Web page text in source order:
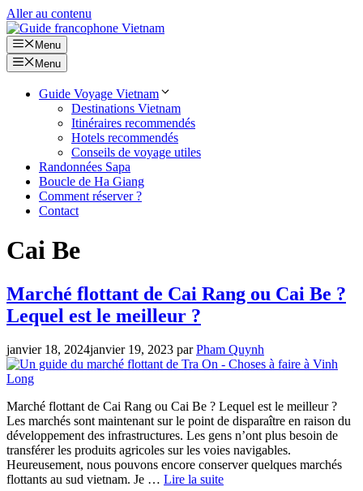
Aller au contenu
Menu
Menu
Guide Voyage Vietnam
Destinations Vietnam
Itinéraires recommendés
Hotels recommendés
Conseils de voyage utiles
Randonnées Sapa
Boucle de Ha Giang
Comment réserver ?
Contact
Cai Be
Marché flottant de Cai Rang ou Cai Be ?
Lequel est le meilleur ?
janvier 18, 2024janvier 19, 2023 parPham Quynh
Marché flottant de Cai Rang ou Cai Be ? Lequel est le meilleur ?
Les marchés sont maintenant sur le point de disparaître en raison du
développement des infrastructures. Les gens n’ont plus besoin de
transférer les produits agricoles sur les voies navigables.
Heureusement, nous pouvons encore conserver quelques marchés
flottants au sud vietnam. Je … Lire la suite